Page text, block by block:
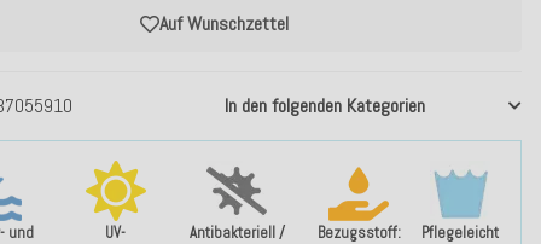
und
UV-
Antibakteriell /
Bezugsstoff:
Pflegeleicht
In den folgenden Kategorien
Auf Wunschzettel